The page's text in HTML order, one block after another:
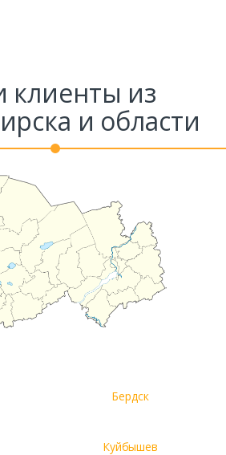
клиенты из
и области
Бердск
Куйбышев